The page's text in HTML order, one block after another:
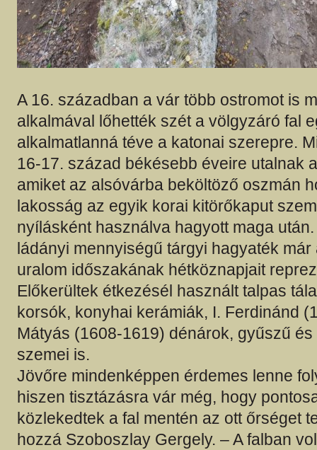
A 16. században a vár több ostromot is
alkalmával lőhették szét a völgyzáró fal
alkalmatlanná téve a katonai szerepre.
16-17. század békésebb éveire utalnak
amiket az alsóvárba beköltöző oszmán
lakosság az egyik korai kitörőkaput
nyílásként használva hagyott maga
ládányi mennyiségű tárgyi hagyaték
uralom időszakának hétköznapjait
Előkerültek étkezésél használt talpas
korsók, konyhai kerámiák, I. Ferdinánd
Mátyás (1608-1619) dénárok, gyűszű
szemei is.
Jövőre mindenképpen érdemes lenne
hiszen tisztázásra vár még, hogy
közlekedtek a fal mentén az ott őrséget
hozzá Szoboszlay Gergely. – A falban